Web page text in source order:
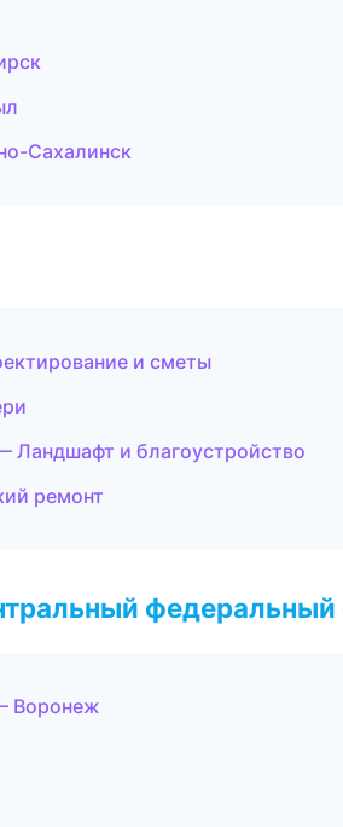
Сахалинск
и сметы
и благоустройство
ремонт
федеральный
Воронеж